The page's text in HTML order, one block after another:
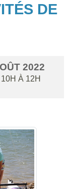
DE
2022
À 12H